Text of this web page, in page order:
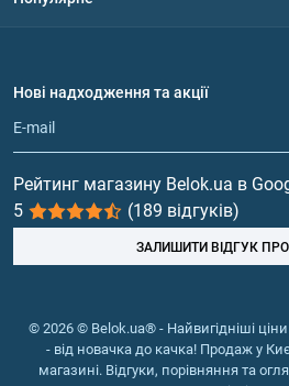
Політика конфіденційності
Обмін та повернення
Протеїн
Гейнери
Вітаміни та мінерали
Риб'ячий жир, жирні кислоти
Нові надходження та акції
Рейтинг магазину Belok.ua в
5
(189 відгуків)
ЗАЛИШИТИ ВІДГУК
© 2026 © Belok.ua® - Найвигідніші
- від новачка до качка! Продаж у
магазині. Відгуки, порівняння та